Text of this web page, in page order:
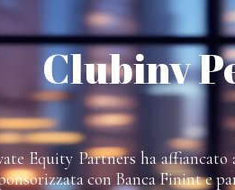
Clubinv
Equity Partners ha
con Banca Finint e